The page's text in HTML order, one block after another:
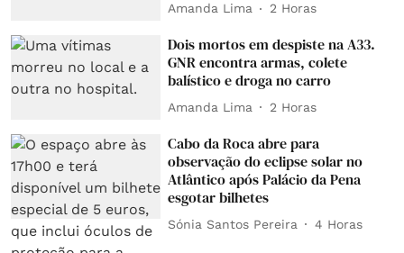
Amanda Lima 2 Horas
Dois mortos em despiste na A33.
GNR encontra armas, colete
balístico e droga no carro
Amanda Lima 2 Horas
Cabo da Roca abre para
observação do eclipse solar no
Atlântico após Palácio da Pena
esgotar bilhetes
Sónia Santos Pereira 4 Horas